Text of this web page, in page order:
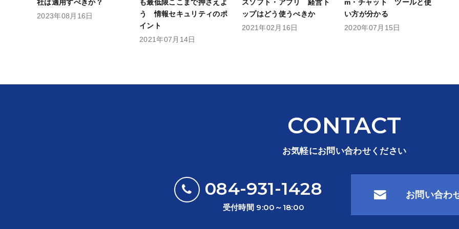
社は適用すべきか？
2023年08月16日
も最低限ここまで押さえよ
う 情報セキュリティのポ
イント
2021年07月14日
スソフト・アプリ 経営ト
ップはどう使うべきか
2021年02月16日
m・チャット ツールと使
い方が分かる
2020年07月15日
CONTACT
お気軽にお問い合わせください
084-931-1428
受付時間 9:00～18:00
お問い合わ